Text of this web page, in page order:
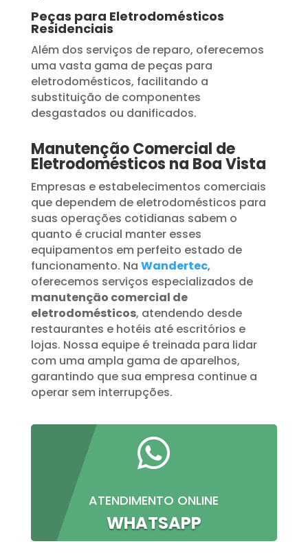
Peças para Eletrodomésticos
Residenciais
Além dos serviços de reparo, oferecemos
uma vasta gama de peças para
eletrodomésticos, facilitando a
substituição de componentes
desgastados ou danificados.
Manutenção Comercial de
Eletrodomésticos na Boa Vista
Empresas e estabelecimentos comerciais
que dependem de eletrodomésticos para
suas operações cotidianas sabem o
quanto é crucial manter esses
equipamentos em perfeito estado de
funcionamento. Na Wandertec,
oferecemos serviços especializados de
manutenção comercial de
eletrodomésticos, atendendo desde
restaurantes e hotéis até escritórios e
lojas. Nossa equipe é treinada para lidar
com uma ampla gama de aparelhos,
garantindo que sua empresa continue a
operar sem interrupções.

ATENDIMENTO ONLINE
WHATSAPP